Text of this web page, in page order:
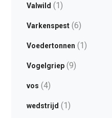
Valwild (1)
Varkenspest(6)
Voedertonnen (1)
Vogelgriep(9)
vos (4)
wedstrijd (1)